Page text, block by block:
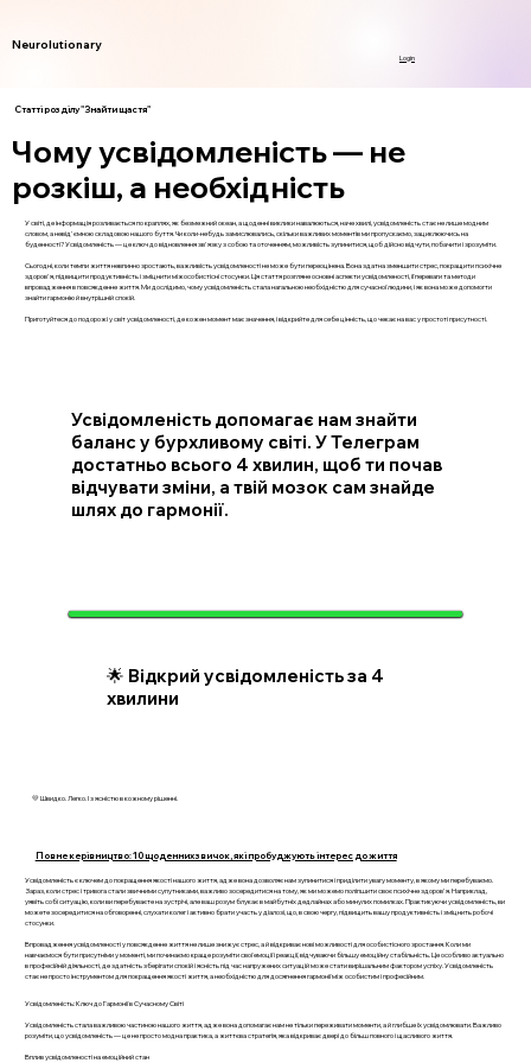
Neurolutionary
Login
Статті розділу "Знайти щастя"
Чому усвідомленість — не
розкіш, а необхідність
У світі, де інформація розливається по краплях, як безмежний океан, а щоденні виклики навалюються, наче хвилі, усвідомленість стає не лише модним
словом, а невід'ємною складовою нашого буття. Чи коли-небудь замислювались, скільки важливих моментів ми пропускаємо, зациклюючись на
буденності? Усвідомленість — це ключ до відновлення зв'язку з собою та оточенням, можливість зупинитися, щоб дійсно відчути, побачити і зрозуміти.
Сьогодні, коли темпи життя невпинно зростають, важливість усвідомленості не може бути переоцінена. Вона здатна зменшити стрес, покращити психічне
здоров'я, підвищити продуктивність і зміцнити міжособистісні стосунки. Ця стаття розгляне основні аспекти усвідомленості, її переваги та методи
впровадження в повсякденне життя. Ми дослідимо, чому усвідомленість стала нагальною необхідністю для сучасної людини, і як вона може допомогти
знайти гармонію й внутрішній спокій.
Приготуйтеся до подорожі у світ усвідомленості, де кожен момент має значення, і відкрийте для себе цінність, що чекає на вас у простоті присутності.
Усвідомленість допомагає нам знайти
баланс у бурхливому світі. У Телеграм
достатньо всього 4 хвилин, щоб ти почав
відчувати зміни, а твій мозок сам знайде
шлях до гармонії.
🌟 Відкрий усвідомленість за 4
хвилини
💛 Швидко. Легко. І з ясністю в кожному рішенні.
Повне керівництво: 10 щоденних звичок, які пробуджують інтерес до життя
Усвідомленість є ключем до покращення якості нашого життя, адже вона дозволяє нам зупинитися і приділити увагу моменту, в якому ми перебуваємо.
Зараз, коли стрес і тривога стали звичними супутниками, важливо зосередитися на тому, як ми можемо поліпшити своє психічне здоров'я. Наприклад,
уявіть собі ситуацію, коли ви перебуваєте на зустрічі, але ваш розум блукає в майбутніх дедлайнах або минулих помилках. Практикуючи усвідомленість, ви
можете зосередитися на обговоренні, слухати колег і активно брати участь у діалозі, що, в свою чергу, підвищить вашу продуктивність і зміцнить робочі
стосунки.
Впровадження усвідомленості у повсякденне життя не лише знижує стрес, а й відкриває нові можливості для особистісного зростання. Коли ми
навчаємося бути присутніми у моменті, ми починаємо краще розуміти свої емоції і реакції, відчуваючи більшу емоційну стабільність. Це особливо актуально
в професійній діяльності, де здатність зберігати спокій і ясність під час напружених ситуацій може стати вирішальним фактором успіху. Усвідомленість
стає не просто інструментом для покращення якості життя, а необхідністю для досягнення гармонії між особистим і професійним.
Усвідомленість: Ключ до Гармонії в Сучасному Світі
Усвідомленість стала важливою частиною нашого життя, адже вона допомагає нам не тільки переживати моменти, а й глибше їх усвідомлювати. Важливо
розуміти, що усвідомленість — це не просто модна практика, а життєва стратегія, яка відкриває двері до більш повного і щасливого життя.
Вплив усвідомленості на емоційний стан